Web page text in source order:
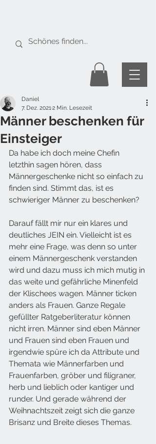
Männer beschenken für
Einsteiger
Daniel
7. Dez. 20212 Min. Lesezeit
Da habe ich doch meine Chefin
letzthin sagen hören, dass
Männergeschenke nicht so einfach zu
finden sind. Stimmt das, ist es
schwieriger Männer zu beschenken?
Darauf fällt mir nur ein klares und
deutliches JEIN ein. Vielleicht ist es
mehr eine Frage, was denn so unter
einem Männergeschenk verstanden
wird und dazu muss ich mich mutig in
das weite und gefährliche Minenfeld
der Klischees wagen. Männer ticken
anders als Frauen. Ganze Regale
gefüllter Ratgeberliteratur können
nicht irren. Männer sind eben Männer
und Frauen sind eben Frauen und
irgendwie spüre ich da Attribute und
Themata wie Männerfarben und
Frauenfarben, gröber und filigraner,
herb und lieblich oder kantiger und
runder. Und gerade während der
Weihnachtszeit zeigt sich die ganze
Brisanz und Breite dieses Themas.